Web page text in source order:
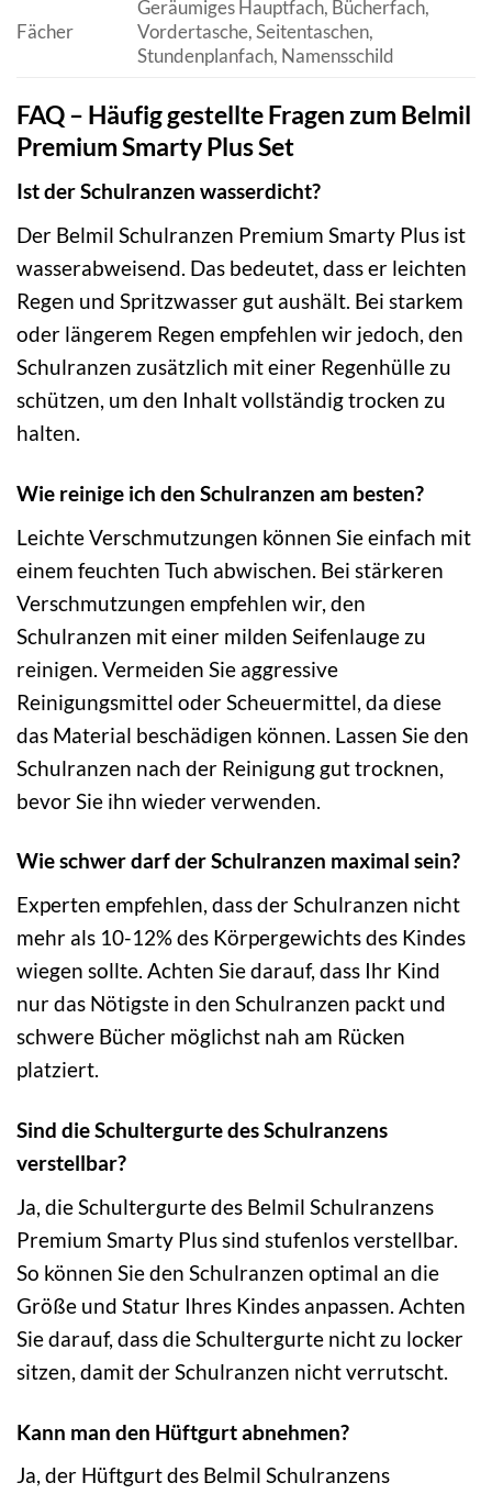
Fächer
Geräumiges Hauptfach, Bücherfach,
Vordertasche, Seitentaschen,
Stundenplanfach, Namensschild
FAQ – Häufig gestellte Fragen zum Belmil
Premium Smarty Plus Set
Ist der Schulranzen wasserdicht?
Der Belmil Schulranzen Premium Smarty Plus ist
wasserabweisend. Das bedeutet, dass er leichten
Regen und Spritzwasser gut aushält. Bei starkem
oder längerem Regen empfehlen wir jedoch, den
Schulranzen zusätzlich mit einer Regenhülle zu
schützen, um den Inhalt vollständig trocken zu
halten.
Wie reinige ich den Schulranzen am besten?
Leichte Verschmutzungen können Sie einfach mit
einem feuchten Tuch abwischen. Bei stärkeren
Verschmutzungen empfehlen wir, den
Schulranzen mit einer milden Seifenlauge zu
reinigen. Vermeiden Sie aggressive
Reinigungsmittel oder Scheuermittel, da diese
das Material beschädigen können. Lassen Sie den
Schulranzen nach der Reinigung gut trocknen,
bevor Sie ihn wieder verwenden.
Wie schwer darf der Schulranzen maximal sein?
Experten empfehlen, dass der Schulranzen nicht
mehr als 10-12% des Körpergewichts des Kindes
wiegen sollte. Achten Sie darauf, dass Ihr Kind
nur das Nötigste in den Schulranzen packt und
schwere Bücher möglichst nah am Rücken
platziert.
Sind die Schultergurte des Schulranzens
verstellbar?
Ja, die Schultergurte des Belmil Schulranzens
Premium Smarty Plus sind stufenlos verstellbar.
So können Sie den Schulranzen optimal an die
Größe und Statur Ihres Kindes anpassen. Achten
Sie darauf, dass die Schultergurte nicht zu locker
sitzen, damit der Schulranzen nicht verrutscht.
Kann man den Hüftgurt abnehmen?
Ja, der Hüftgurt des Belmil Schulranzens